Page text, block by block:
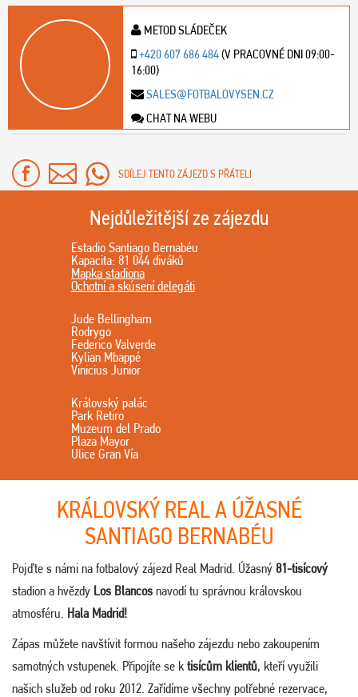
METOD SLÁDEČEK
+420 607 686 484(V PRACOVNÉ DNI 09:00-
16:00)
SALES@FOTBALOVYSEN.CZ
CHAT NA WEBU
SDÍLEJ TENTO ZÁJEZD S PŘÁTELI
Nejdůležitější ze zájezdu
Estadio Santiago Bernabéu
Kapacita: 81 044 diváků
Mapka stadiona
Ochotní a skúsení delegáti
Jude Bellingham
Rodrygo
Federico Valverde
Kylian Mbappé
Vinicius Junior
Královský palác
Park Retiro
Muzeum del Prado
Plaza Mayor
Ulice Gran Vía
KRÁLOVSKÝ REAL A ÚŽASNÉ
SANTIAGO BERNABÉU
Pojďte s námi na fotbalový zájezd Real Madrid. Úžasný 81-tisícový
stadion a hvězdy Los Blancos navodí tu správnou královskou
atmosféru. Hala Madrid!
Zápas můžete navštívit formou našeho zájezdu nebo zakoupením
samotných vstupenek. Připojíte se ktisícům klientů, kteří využili
našich služeb od roku 2012. Zařídíme všechny potřebné rezervace,